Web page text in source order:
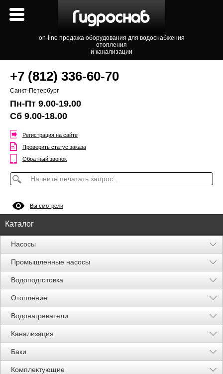
on-line продажа оборудования для водоснабжения
отопления
и канализации
+7 (812) 336-60-70
Санкт-Петербург
Пн-Пт 9.00-19.00
Сб 9.00-18.00
Регистрация на сайте
Проверить статус заказа
Обратный звонок
Вы смотрели
Каталог
Насосы
Промышленные насосы
Водоподготовка
Отопление
Водонагреватели
Канализация
Баки
Комплектующие
Акции %